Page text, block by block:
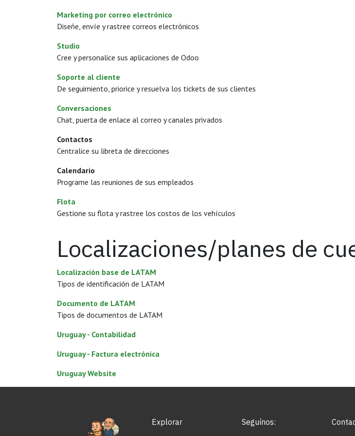
Marketing por correo electrónico
Diseñe, envíe y rastree correos electrónicos
Studio
Cree y personalice sus aplicaciones de Odoo
Soporte al cliente
De seguimiento, priorice y resuelva los tickets de sus clientes
Conversaciones
Chat, puerta de enlace al correo y canales privados
Contactos
Centralice su libreta de direcciones
Calendario
Programe las reuniones de sus empleados
Flota
Gestione su flota y rastree los costos de los vehículos
Localizaciones/planes de
Localización base de LATAM
Tipos de identificación de LATAM
Documento de LATAM
Tipos de documentos de LATAM
Uruguay - Contabilidad
Uruguay - Factura electrónica
Uruguay Website
Explorar
Seguínos: